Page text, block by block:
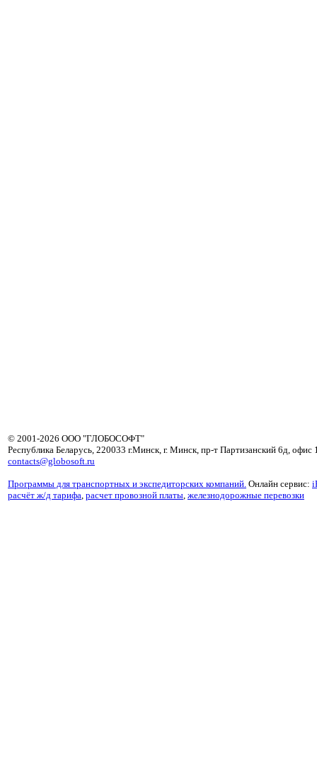
© 2001-2026 ООО "ГЛОБОСОФТ"
Республика Беларусь, 220033 г.Минск, г. Минск, пр-т Партизанский 6д, офис
contacts@globosoft.ru
Программы для транспортных и экспедиторских компаний. Онлайн сервис:
расчёт ж/д тарифа, расчет провозной платы, железнодорожные перевозки